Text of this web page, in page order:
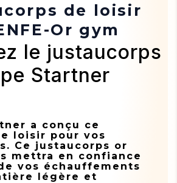
de loisir
Or gym
le justaucorps
Startner
a conçu ce
loisir pour vos
Ce justaucorps or
mettra en confiance
vos échauffements
légère et